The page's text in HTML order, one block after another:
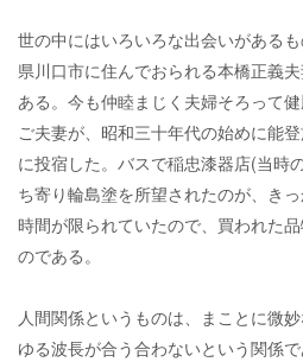
世の中にはいろいろな出会いがある
県川口市に住んでおられる本橋正義
ある。今も仲睦まじく夫婦そろって
ご夫妻が、昭和三十年代の始めに能
に投宿した。バスで稲忠漆器店(当時
ち寄り輪島塗を所望されたのが、き
時間が限られていたので、買われた
のである。
人間関係というものは、まことに微
ゆる波長が合う合わないという関係